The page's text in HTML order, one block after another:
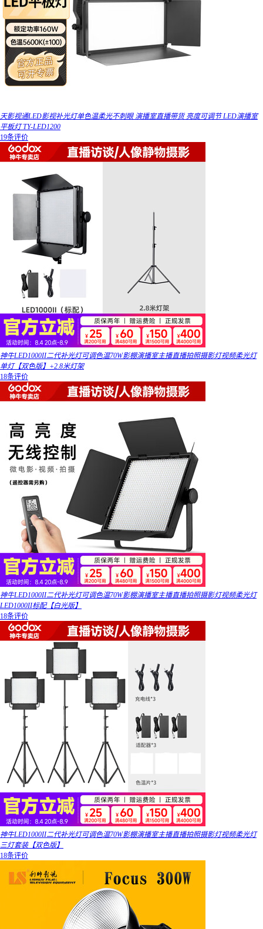
天影视通LED影视补光灯单色温柔光不刺眼 演播室直播带货 亮度可调节 LED演播室
平板灯 TY-LED1200
19条评价
神牛LED1000II二代补光灯可调色温70W影棚演播室主播直播拍照摄影灯视频柔光灯
单灯【双色版】+2.8米灯架
18条评价
神牛LED1000II二代补光灯可调色温70W影棚演播室主播直播拍照摄影灯视频柔光灯
LED1000II标配【白光版】
18条评价
神牛LED1000II二代补光灯可调色温70W影棚演播室主播直播拍照摄影灯视频柔光灯
三灯套装【双色版】
18条评价